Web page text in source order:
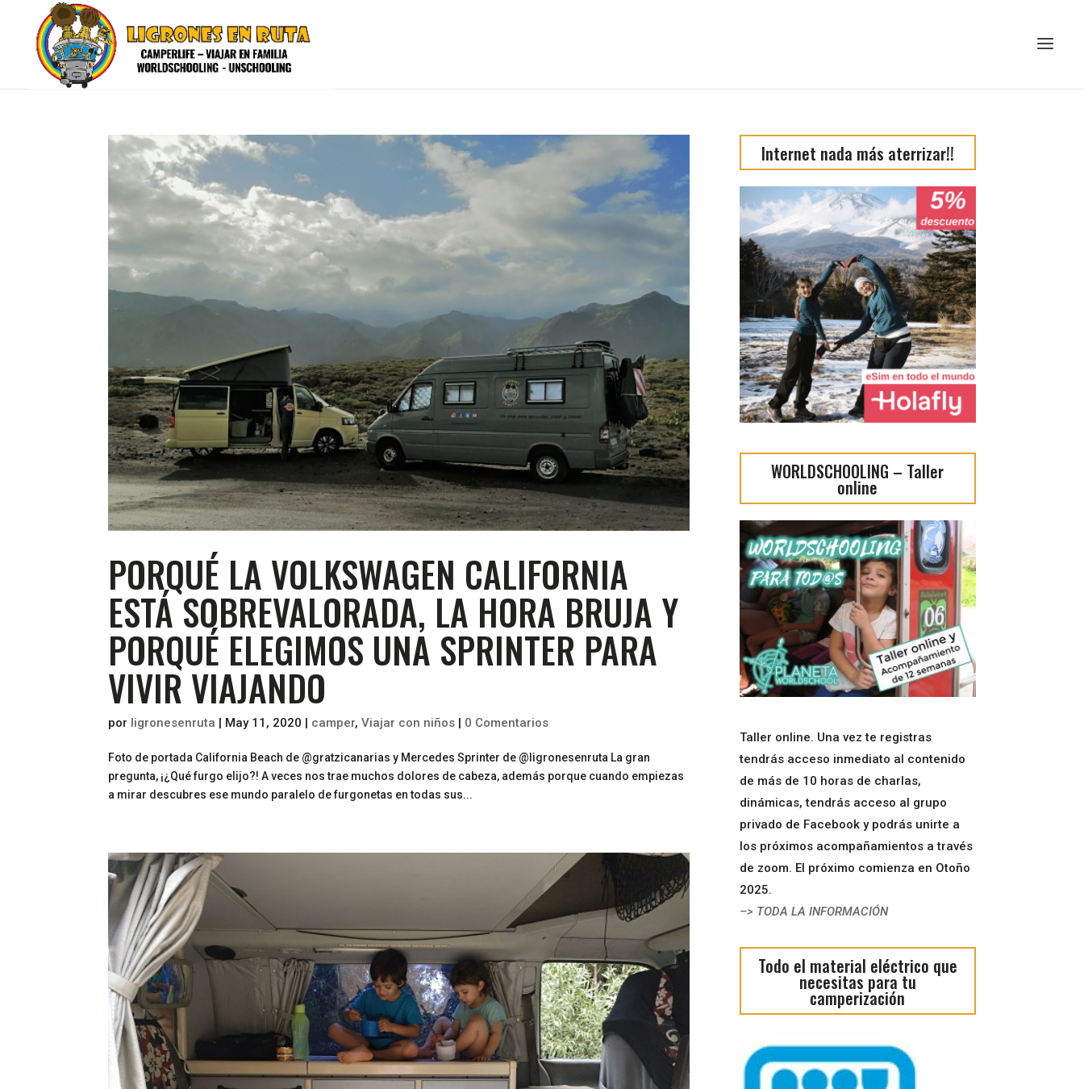
PORQUÉ LA VOLKSWAGEN CALIFORNIA
ESTÁ SOBREVALORADA, LA HORA BRUJA Y
PORQUÉ ELEGIMOS UNA SPRINTER PARA
VIVIR VIAJANDO
por ligronesenruta | May 11, 2020 | camper,Viajar con niños | 0 Comentarios
Foto de portada California Beach de @gratzicanarias y Mercedes Sprinter de @ligronesenruta La gran
pregunta, ¡¿Qué furgo elijo?! A veces nos trae muchos dolores de cabeza, además porque cuando empiezas
a mirar descubres ese mundo paralelo de furgonetas en todas sus...
Internet nada más aterrizar!!
WORLDSCHOOLING – Taller
online
Taller online. Una vez te registras
tendrás acceso inmediato al contenido
de más de 10 horas de charlas,
dinámicas, tendrás acceso al grupo
privado de Facebook y podrás unirte a
los próximos acompañamientos a través
de zoom. El próximo comienza en Otoño
2025.
–> TODA LA INFORMACIÓN
Todo el material eléctrico que
necesitas para tu
camperización